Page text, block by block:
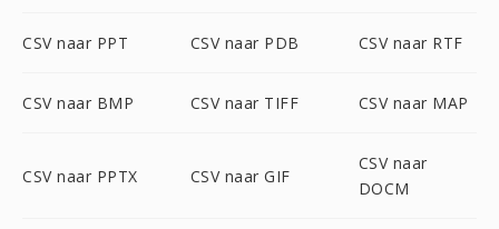
CSV naar PPT CSV naar PDB CSV naar RTF
CSV naar BMP CSV naar TIFF CSV naar MAP
CSV naar PPTX CSV naar GIF
CSV naar
DOCM